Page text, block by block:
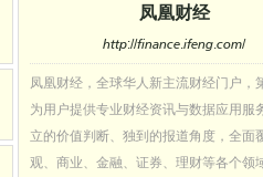
凤凰财经
http://finance.ifeng.com/
凤凰财经，全球华人新主流财经门户，
为用户提供专业财经资讯与数据应用服
立的价值判断、独到的报道角度，全面
观、商业、金融、证券、理财等各个领